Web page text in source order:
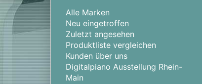
Alle Marken
Neu eingetroffen
Zuletzt angesehen
Produktliste vergleichen
Kunden über uns
Digitalpiano Ausstellung Rhein-
Main